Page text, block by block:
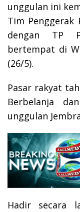
unggulan ini
Tim Penggerak
dengan TP
bertempat di
(26/5).
Pasar rakyat
Berbelanja
unggulan
Hadir secara